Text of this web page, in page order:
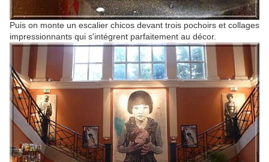
Puis on monte un escalier chicos devant trois pochoirs et collages
impressionnants qui s'intégrent parfaitement au décor.